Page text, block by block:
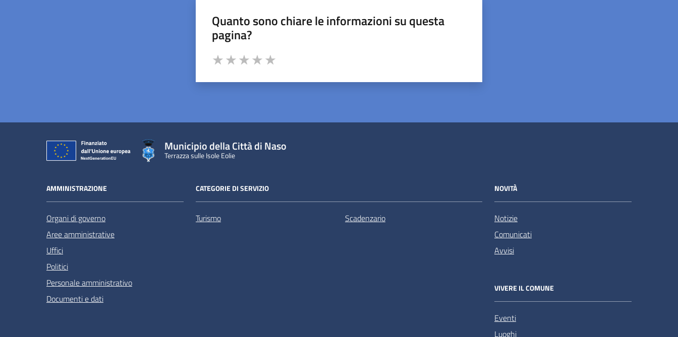
Quanto sono chiare le informazioni su questa
pagina?
Valuta da 1 a 5 stelle la pagina
Municipio della Città di Naso
Terrazza sulle Isole Eolie
AMMINISTRAZIONE
Organi di governo
Aree amministrative
Uffici
Politici
Personale amministrativo
Documenti e dati
CATEGORIE DI SERVIZIO
Turismo Scadenzario
NOVITÀ
Notizie
Comunicati
Avvisi
VIVERE IL COMUNE
Eventi
Luoghi